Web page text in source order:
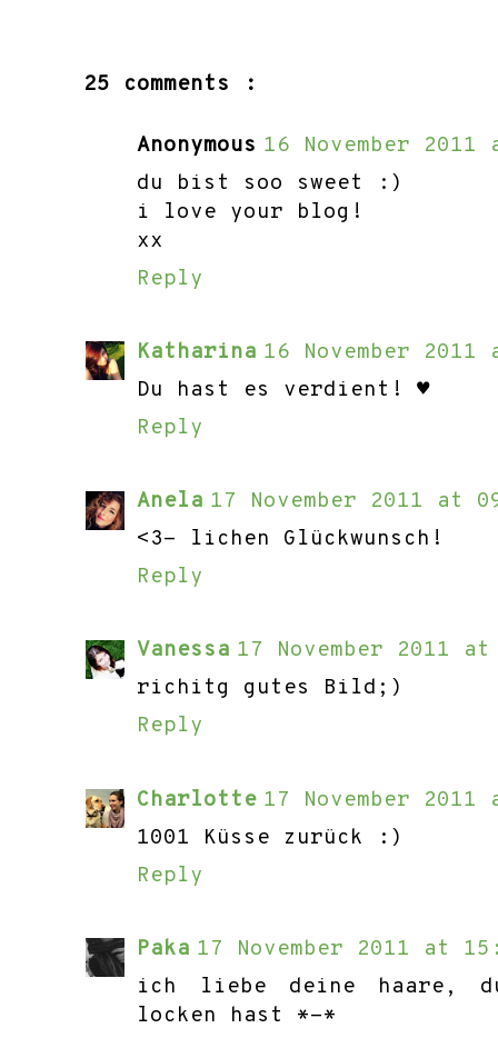
25 comments :
Anonymous 16 November
du bist soo sweet :)
i love your blog!
xx
Reply
Katharina 16 November
Du hast es verdient! ♥
Reply
Anela 17 November 2011 at
<3- lichen Glückwunsch!
Reply
Vanessa 17 November 2011
richitg gutes Bild;)
Reply
Charlotte 17 November
1001 Küsse zurück :)
Reply
Paka 17 November 2011 at
ich liebe deine haare,
locken hast *-*